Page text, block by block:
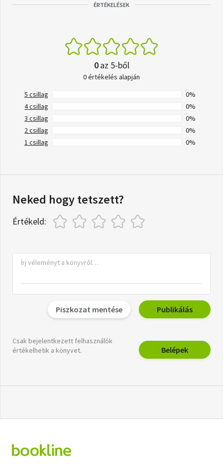
ÉRTÉKELÉSEK
0az 5-ből
0 értékelés alapján
5 csillag
0%
4 csillag
0%
3 csillag
0%
2 csillag
0%
1 csillag
0%
Neked hogy tetszett?
Értékeld:
Piszkozat mentése Publikálás
Csak bejelentkezett felhasználók
értékelhetik a könyvet.
Belépek